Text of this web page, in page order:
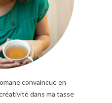
convaincue en
dans ma tasse